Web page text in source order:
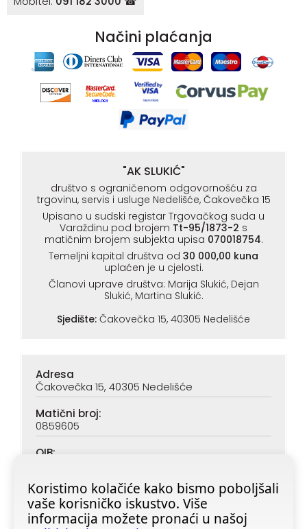
Koristimo kolačiće kako bismo poboljšali
vaše korisničko iskustvo. Više
informacija možete pronaći u našoj
Načini plaćanja
"AK SLUKIĆ"
društvo s ograničenom odgovornošću za
trgovinu, servis i usluge Nedelišće, Čakovečka 15
Upisano u sudski registar Trgovačkog suda u
Varaždinu pod brojem Tt-95/1873-2 s
matičnim brojem subjekta upisa 070018754.
Temeljni kapital društva od 30 000,00 kuna
uplaćen je u cjelosti.
Članovi uprave društva: Marija Slukić, Dejan
Slukić, Martina Slukić.
Sjedište: Čakovečka 15, 40305 Nedelišće
Adresa
Čakovečka 15, 40305 Nedelišće
Matični broj:
0859605
OIB:
IBAN (PBZ):
HR6923400091116020362